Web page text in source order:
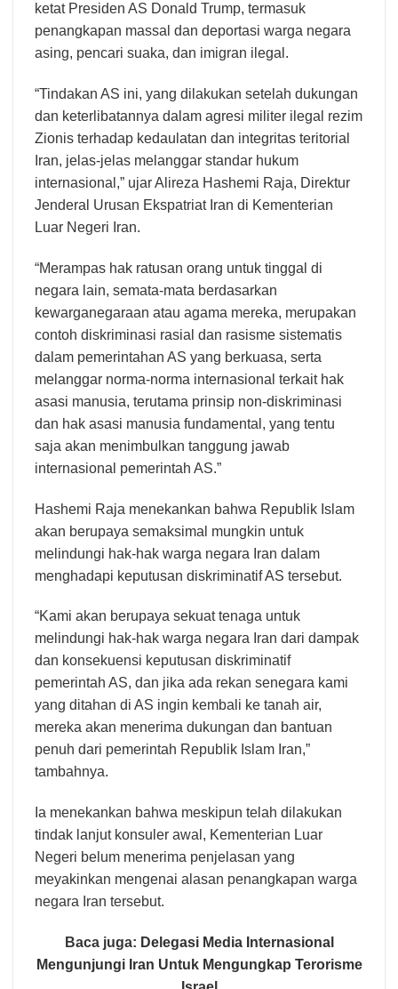
ketat Presiden AS Donald Trump, termasuk
penangkapan massal dan deportasi warga negara
asing, pencari suaka, dan imigran ilegal.
“Tindakan AS ini, yang dilakukan setelah dukungan
dan keterlibatannya dalam agresi militer ilegal rezim
Zionis terhadap kedaulatan dan integritas teritorial
Iran, jelas-jelas melanggar standar hukum
internasional,” ujar Alireza Hashemi Raja, Direktur
Jenderal Urusan Ekspatriat Iran di Kementerian
Luar Negeri Iran.
“Merampas hak ratusan orang untuk tinggal di
negara lain, semata-mata berdasarkan
kewarganegaraan atau agama mereka, merupakan
contoh diskriminasi rasial dan rasisme sistematis
dalam pemerintahan AS yang berkuasa, serta
melanggar norma-norma internasional terkait hak
asasi manusia, terutama prinsip non-diskriminasi
dan hak asasi manusia fundamental, yang tentu
saja akan menimbulkan tanggung jawab
internasional pemerintah AS.”
Hashemi Raja menekankan bahwa Republik Islam
akan berupaya semaksimal mungkin untuk
melindungi hak-hak warga negara Iran dalam
menghadapi keputusan diskriminatif AS tersebut.
“Kami akan berupaya sekuat tenaga untuk
melindungi hak-hak warga negara Iran dari dampak
dan konsekuensi keputusan diskriminatif
pemerintah AS, dan jika ada rekan senegara kami
yang ditahan di AS ingin kembali ke tanah air,
mereka akan menerima dukungan dan bantuan
penuh dari pemerintah Republik Islam Iran,”
tambahnya.
Ia menekankan bahwa meskipun telah dilakukan
tindak lanjut konsuler awal, Kementerian Luar
Negeri belum menerima penjelasan yang
meyakinkan mengenai alasan penangkapan warga
negara Iran tersebut.
Baca juga: Delegasi Media Internasional
Mengunjungi Iran Untuk Mengungkap Terorisme